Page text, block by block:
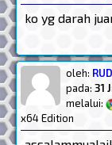
ko yg darah
oleh:
pada: 31
melalui:
x64 Edition